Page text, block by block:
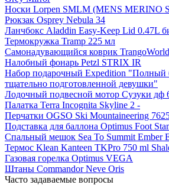
Носки Lorpen SMLM (MENS MERINO
Рюкзак Osprey Nebula 34
Ланчбокс Aladdin Easy-Keep Lid 0.47L
Термокружка Tramp 225 мл
Самонадувающийся коврик
Налобный фонарь Petzl STRIX IR
Набор подарочный Expedition "Полный
тщательно подготовленной девушки"
Лодочный подвесной мотор Сузуки дф
Палатка Terra Incognita Skyline 2 -
Перчатки OGSO Ski Mountaineering
Подставка для баллона Optimus Foot
Спальный мешок Sea To Summit Ember
Термос Klean Kanteen TKPro 750 ml
Газовая горелка Optimus VEGA
Штаны Commandor Neve Oris
Часто задаваемые вопросы